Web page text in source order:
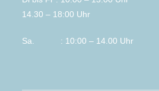
14.30 – 18:00 Uhr
Sa. : 10:00 – 14.00 Uhr